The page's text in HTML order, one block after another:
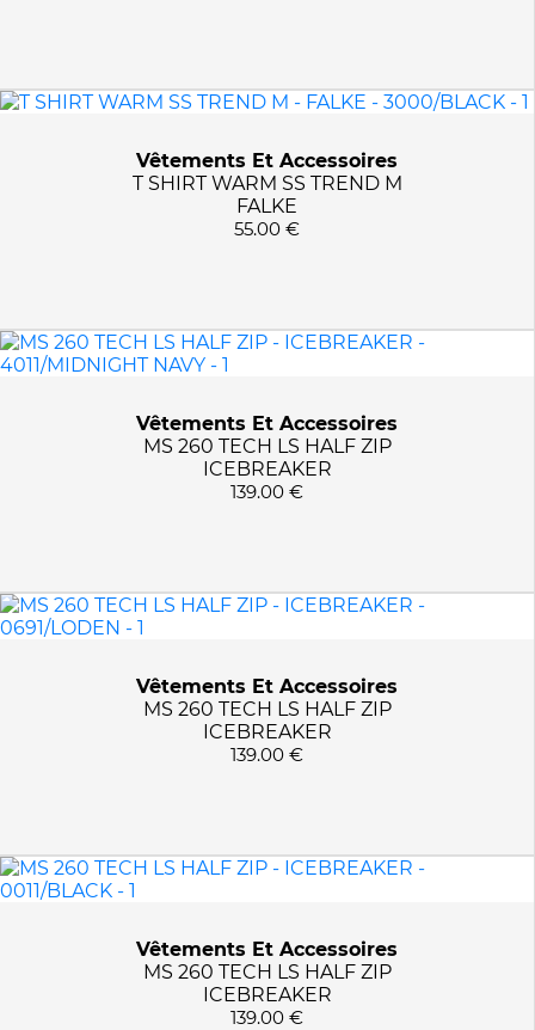
Vêtements Et Accessoires
T SHIRT WARM SS TREND M
FALKE
55.00 €
Vêtements Et Accessoires
MS 260 TECH LS HALF ZIP
ICEBREAKER
139.00 €
Vêtements Et Accessoires
MS 260 TECH LS HALF ZIP
ICEBREAKER
139.00 €
Vêtements Et Accessoires
MS 260 TECH LS HALF ZIP
ICEBREAKER
139.00 €